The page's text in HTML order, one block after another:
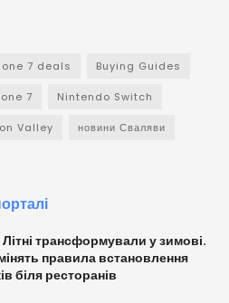
7 deals Buying Guides
7 Nintendo Switch
Valley новини Сваляви
Літні трансформували у зимові.
правила встановлення
біля ресторанів